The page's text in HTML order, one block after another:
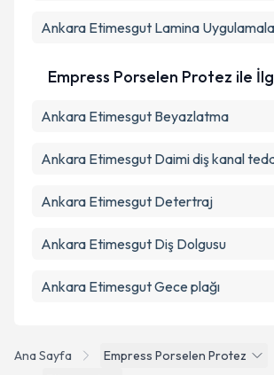
Ana Sayfa Empress Porselen Protez
Ankara Etimesgut Lamina
Empress Porselen Protez ile
Ankara Etimesgut Beyazlatma
Ankara Etimesgut Daimi diş kanal
Ankara Etimesgut Detertraj
Ankara Etimesgut Diş Dolgusu
Ankara Etimesgut Gece plağı